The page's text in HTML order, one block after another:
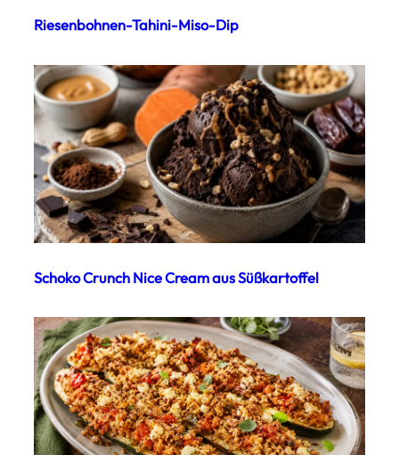
Riesenbohnen-Tahini-Miso-Dip
Schoko Crunch Nice Cream aus Süßkartoffel